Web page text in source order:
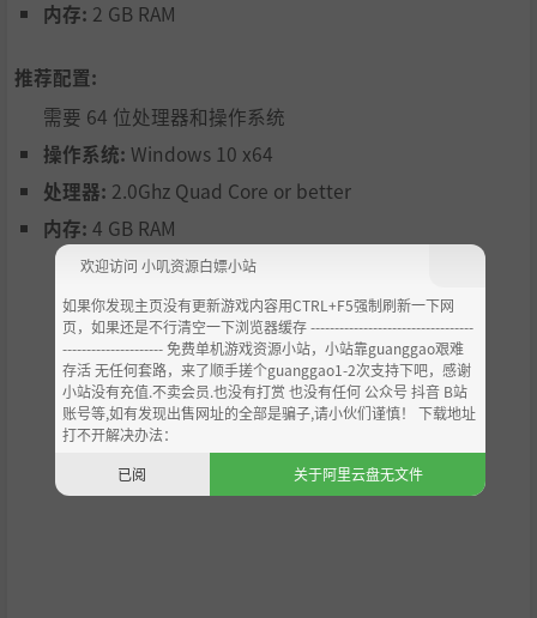
内存: 2 GB RAM
推荐配置:
需要 64 位处理器和操作系统
操作系统: Windows 10 x64
处理器: 2.0Ghz Quad Core or better
内存: 4 GB RAM
欢迎访问 小叽资源白嫖小站
如果你发现主页没有更新游戏内容用CTRL+F5强制刷新一下网
页，如果还是不行清空一下浏览器缓存 ----------------------------------
--------------------- 免费单机游戏资源小站，小站靠guanggao艰难
存活 无任何套路，来了顺手搓个guanggao1-2次支持下吧，感谢
小站没有充值.不卖会员.也没有打赏 也没有任何 公众号 抖音 B站
账号等,如有发现出售网址的全部是骗子,请小伙们谨慎！ 下载地址
打不开解决办法：
已阅
关于阿里云盘无文件